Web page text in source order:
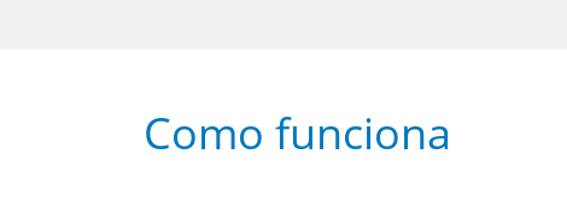
Como funciona